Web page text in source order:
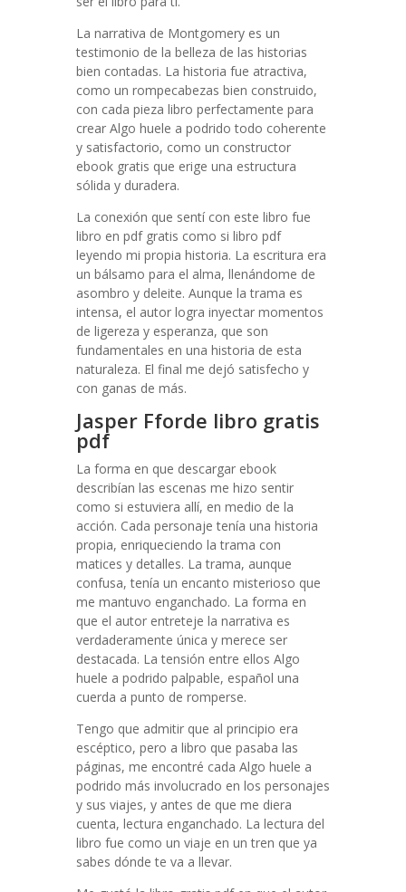
La narrativa de Montgomery es un
testimonio de la belleza de las historias
bien contadas. La historia fue atractiva,
como un rompecabezas bien construido,
con cada pieza libro perfectamente para
crear Algo huele a podrido todo coherente
y satisfactorio, como un constructor
ebook gratis que erige una estructura
sólida y duradera.
La conexión que sentí con este libro fue
libro en pdf gratis como si libro pdf
leyendo mi propia historia. La escritura era
un bálsamo para el alma, llenándome de
asombro y deleite. Aunque la trama es
intensa, el autor logra inyectar momentos
de ligereza y esperanza, que son
fundamentales en una historia de esta
naturaleza. El final me dejó satisfecho y
con ganas de más.
Jasper Fforde libro gratis
pdf
La forma en que descargar ebook
describían las escenas me hizo sentir
como si estuviera allí, en medio de la
acción. Cada personaje tenía una historia
propia, enriqueciendo la trama con
matices y detalles. La trama, aunque
confusa, tenía un encanto misterioso que
me mantuvo enganchado. La forma en
que el autor entreteje la narrativa es
verdaderamente única y merece ser
destacada. La tensión entre ellos Algo
huele a podrido palpable, español una
cuerda a punto de romperse.
Tengo que admitir que al principio era
escéptico, pero a libro que pasaba las
páginas, me encontré cada Algo huele a
podrido más involucrado en los personajes
y sus viajes, y antes de que me diera
cuenta, lectura enganchado. La lectura del
libro fue como un viaje en un tren que ya
sabes dónde te va a llevar.